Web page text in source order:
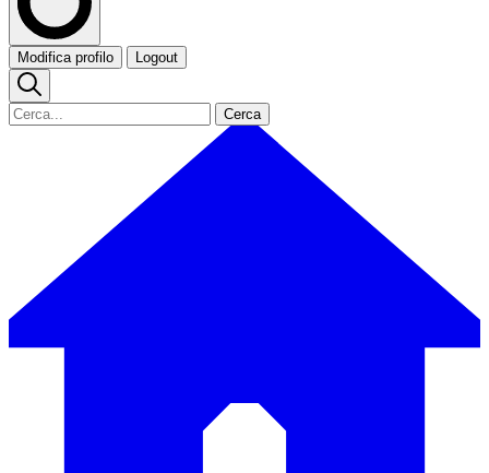
Modifica profilo Logout
Cerca